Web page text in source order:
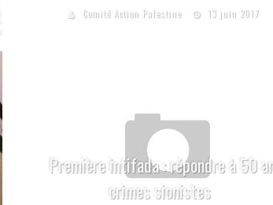
Comité Action Palestine 13 juin 2017
Première intifada : répondre à 50
crimes sionistes